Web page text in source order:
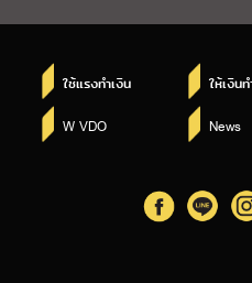
ใช้แรงทำเงิน ให้เงิน
W VDO News